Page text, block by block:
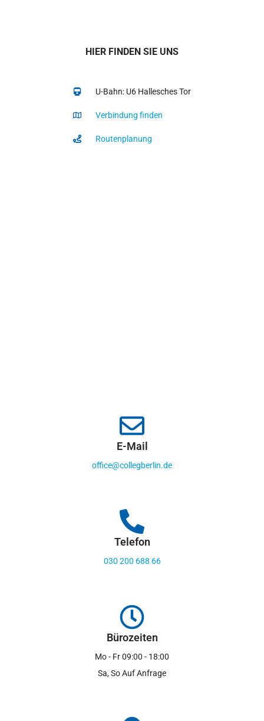
HIER FINDEN SIE UNS
U-Bahn: U6 Hallesches Tor
Verbindung finden
Routenplanung
E-Mail
office@collegberlin.de
Telefon
030 200 688 66
Bürozeiten
Mo - Fr 09:00 - 18:00
Sa, So Auf Anfrage